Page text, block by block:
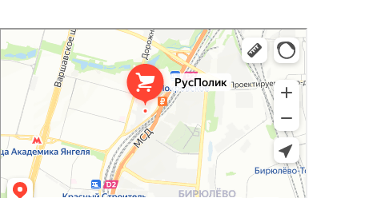
РусПолик
Оргстекло, поликарбонат в Москве
Строительные и отделочные работы в Москве